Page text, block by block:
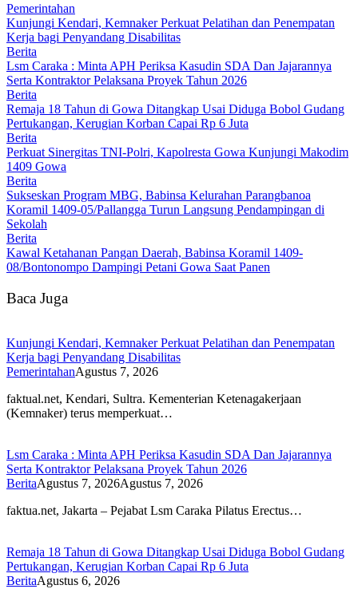
Pemerintahan
Kunjungi Kendari, Kemnaker Perkuat Pelatihan dan Penempatan
Kerja bagi Penyandang Disabilitas
Berita
Lsm Caraka : Minta APH Periksa Kasudin SDA Dan Jajarannya
Serta Kontraktor Pelaksana Proyek Tahun 2026
Berita
Remaja 18 Tahun di Gowa Ditangkap Usai Diduga Bobol Gudang
Pertukangan, Kerugian Korban Capai Rp 6 Juta
Berita
Perkuat Sinergitas TNI-Polri, Kapolresta Gowa Kunjungi Makodim
1409 Gowa
Berita
Sukseskan Program MBG, Babinsa Kelurahan Parangbanoa
Koramil 1409-05/Pallangga Turun Langsung Pendampingan di
Sekolah
Berita
Kawal Ketahanan Pangan Daerah, Babinsa Koramil 1409-
08/Bontonompo Dampingi Petani Gowa Saat Panen
Baca Juga
Kunjungi Kendari, Kemnaker Perkuat Pelatihan dan Penempatan
Kerja bagi Penyandang Disabilitas
PemerintahanAgustus 7, 2026
faktual.net, Kendari, Sultra. Kementerian Ketenagakerjaan
(Kemnaker) terus memperkuat…
Lsm Caraka : Minta APH Periksa Kasudin SDA Dan Jajarannya
Serta Kontraktor Pelaksana Proyek Tahun 2026
BeritaAgustus 7, 2026Agustus 7, 2026
faktua.net, Jakarta – Pejabat Lsm Caraka Pilatus Erectus…
Remaja 18 Tahun di Gowa Ditangkap Usai Diduga Bobol Gudang
Pertukangan, Kerugian Korban Capai Rp 6 Juta
BeritaAgustus 6, 2026